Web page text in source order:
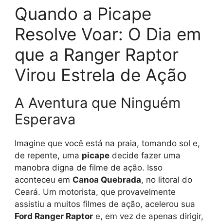
Quando a Picape
Resolve Voar: O Dia em
que a Ranger Raptor
Virou Estrela de Ação
A Aventura que Ninguém
Esperava
Imagine que você está na praia, tomando sol e,
de repente, uma picape decide fazer uma
manobra digna de filme de ação. Isso
aconteceu em Canoa Quebrada, no litoral do
Ceará. Um motorista, que provavelmente
assistiu a muitos filmes de ação, acelerou sua
Ford Ranger Raptor e, em vez de apenas dirigir,